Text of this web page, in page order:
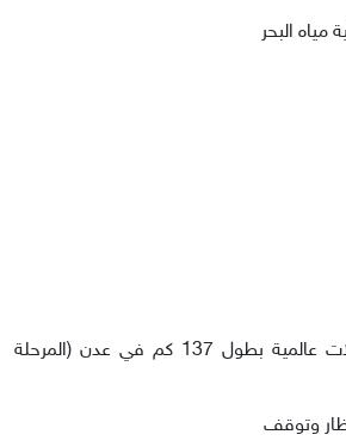
اقامة شبكة حافلات عالمية بطول 137 كم في عدن (المرحلة